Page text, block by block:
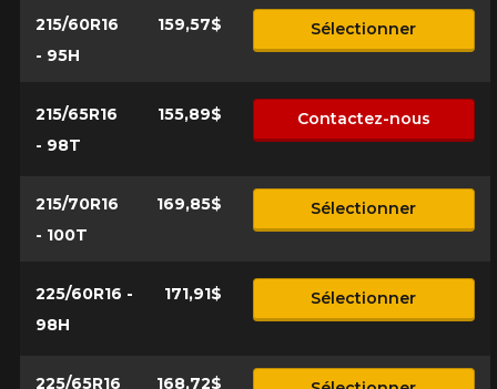
215/60R16
- 95H
159,57$ Sélectionner
215/65R16
- 98T
155,89$ Contactez-nous
215/70R16
- 100T
169,85$ Sélectionner
225/60R16 -
98H
171,91$ Sélectionner
225/65R16
168,72$